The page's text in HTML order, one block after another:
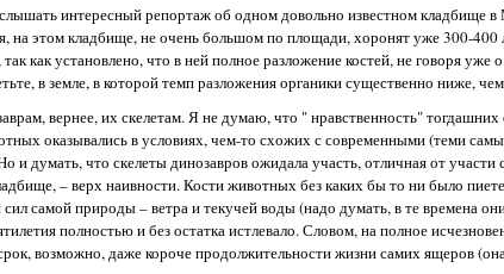
интересный репортаж об одном довольно известном кладбище
на этом кладбище, не очень большом по площади, хоронят уже 300-400
как установлено, что в ней полное разложение костей, не говоря
в земле, в которой темп разложения органики существенно ниже,
вернее, их скелетам. Я не думаю, что " нравственность"
оказывались в условиях, чем-то схожих с современными (теми
и думать, что скелеты динозавров ожидала участь, отличная от
– верх наивности. Кости животных без каких бы то ни было
самой природы – ветра и текучей воды (надо думать, в те времена
полностью и без остатка истлевало. Словом, на полное
возможно, даже короче продолжительности жизни самих ящеров